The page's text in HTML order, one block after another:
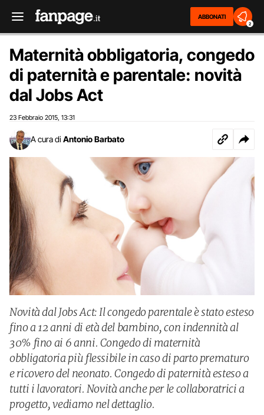
ABBONATI
2
Maternità obbligatoria, congedo
di paternità e parentale: novità
dal Jobs Act
23 Febbraio 2015 13:31
A cura di Antonio Barbato
Novità dal Jobs Act: Il congedo parentale è stato esteso
fino a 12 anni di età del bambino, con indennità al
30% fino ai 6 anni. Congedo di maternità
obbligatoria più flessibile in caso di parto prematuro
e ricovero del neonato. Congedo di paternità esteso a
tutti i lavoratori. Novità anche per le collaboratrici a
progetto, vediamo nel dettaglio.